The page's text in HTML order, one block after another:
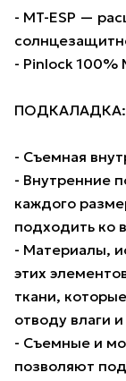
- MT-ESP —
- Pinlock 100%
ПОДКАЛАДКА:
- Съемная
- Внутренние
каждого
подходить ко
- Материалы,
этих
ткани,
отводу влаги
- Съемные и
позволяют